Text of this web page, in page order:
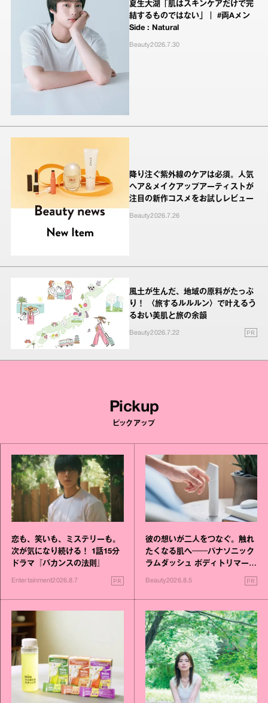
夏生大湖「肌はスキンケアだけで完
結するものではない」｜ #両Aメン
Side : Natural
Beauty2026.7.30
降り注ぐ紫外線のケアは必須。人気
ヘア＆メイクアップアーティストが
注目の新作コスメをお試しレビュー
Beauty2026.7.26
風土が生んだ、地域の原料がたっぷ
り！ 〈旅するルルルン〉で叶えるう
るおい美肌と旅の余韻
Beauty2026.7.22 PR
Pickup
ピックアップ
恋も、笑いも、ミステリーも。
次が気になり続ける！ 1話15分
ドラマ『バカンスの法則』
Entertainment2026.8.7 PR
彼の想いが二人をつなぐ。触れ
たくなる肌へ──パナソニック
ラムダッシュ ボディトリマーが
Beauty2026.8.5 PR